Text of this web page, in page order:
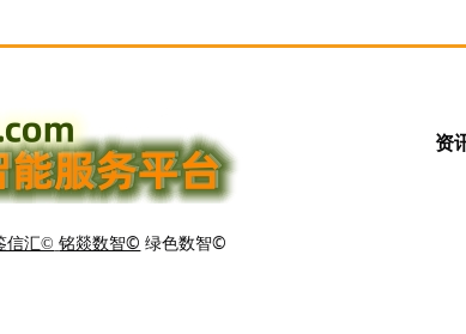
信汇© 铭燚数智© 绿色数智©
资